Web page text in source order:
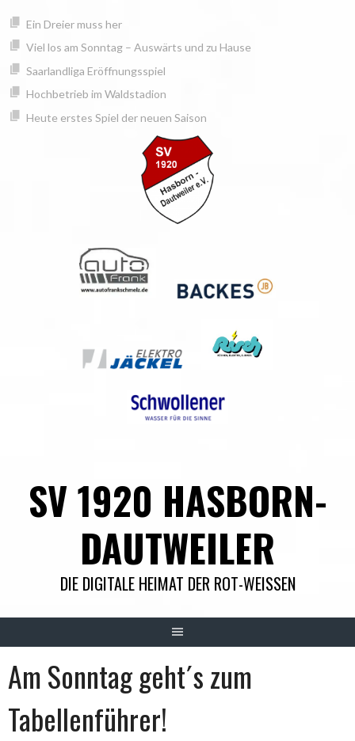
springen
zum
Inhalt
Ein Dreier muss her
Viel los am Sonntag – Auswärts und zu Hause
Saarlandliga Eröffnungsspiel
Hochbetrieb im Waldstadion
Heute erstes Spiel der neuen Saison
SV 1920 HASBORN-
DAUTWEILER
DIE DIGITALE HEIMAT DER ROT-WEISSEN
Am Sonntag geht´s zum
Tabellenführer!